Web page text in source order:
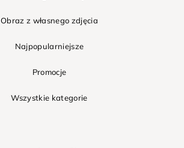
Obraz z własnego zdjęcia
Najpopularniejsze
Promocje
Wszystkie kategorie